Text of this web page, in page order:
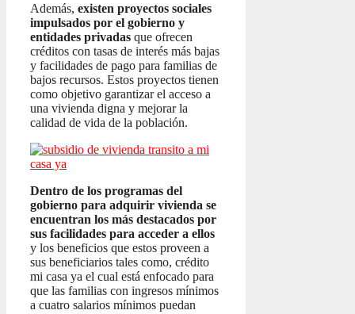
Además, existen proyectos sociales
impulsados por el gobierno y
entidades privadas que ofrecen
créditos con tasas de interés más bajas
y facilidades de pago para familias de
bajos recursos. Estos proyectos tienen
como objetivo garantizar el acceso a
una vivienda digna y mejorar la
calidad de vida de la población.
Dentro de los programas del
gobierno para adquirir vivienda se
encuentran los más destacados por
sus facilidades para acceder a ellos
y los beneficios que estos proveen a
sus beneficiarios tales como, crédito
mi casa ya el cual está enfocado para
que las familias con ingresos mínimos
a cuatro salarios mínimos puedan